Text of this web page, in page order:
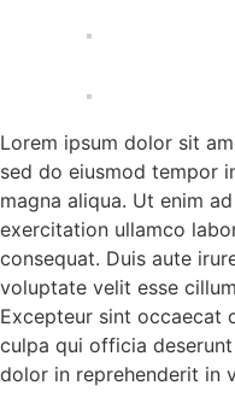
Lorem ipsum dolor sit
sed do eiusmod tempor
magna aliqua. Ut enim
exercitation ullamco
consequat. Duis aute
voluptate velit esse
Excepteur sint occaecat
culpa qui officia
dolor in reprehenderit in